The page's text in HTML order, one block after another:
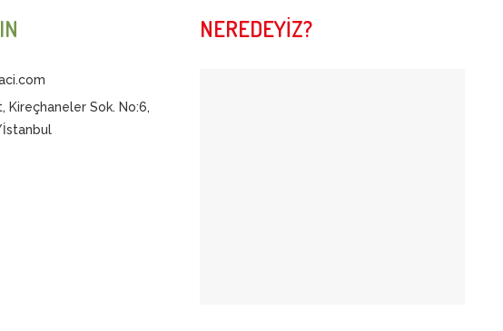
Kireçhaneler Sok. No:6,
İstanbul
NEREDEYİZ?